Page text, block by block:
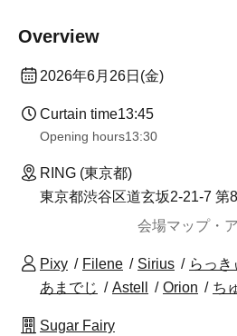
Overview
2026年6月26日(金)
Curtain time13:45
Opening hours13:30
RING (東京都)
東京都渋谷区道玄坂2-21-7 第
会場マップ・
Pixy Filene Sirius
らっき
あまでじ
Astell Orion ち
Sugar Fairy